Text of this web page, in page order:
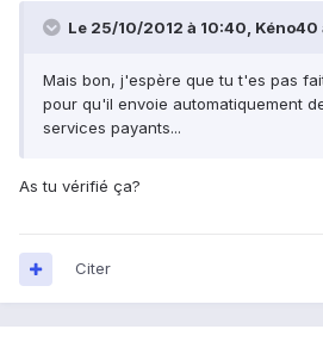
Le 25/10/2012 à 10:40, Kéno40
Mais bon, j'espère que tu t'es pas
pour qu'il envoie automatiquement
services payants...
As tu vérifié ça?
Citer